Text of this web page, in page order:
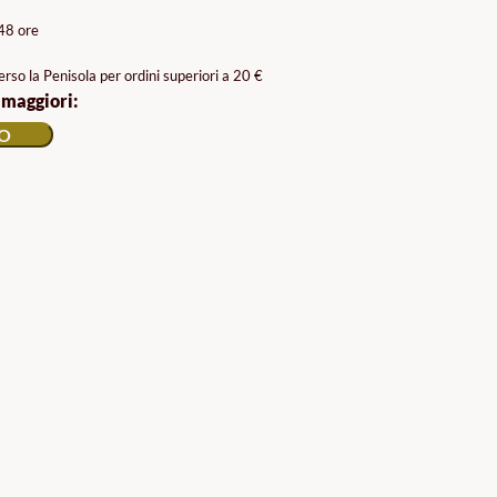
ore
la Penisola per ordini superiori a 20 €